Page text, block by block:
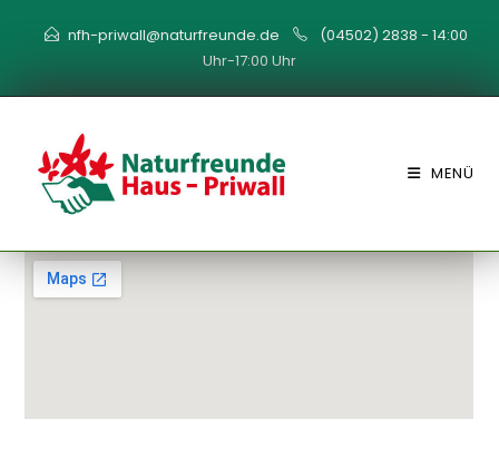
nfh-priwall@naturfreunde.de
(04502) 2838 - 14:00
Uhr-17:00 Uhr
MENÜ